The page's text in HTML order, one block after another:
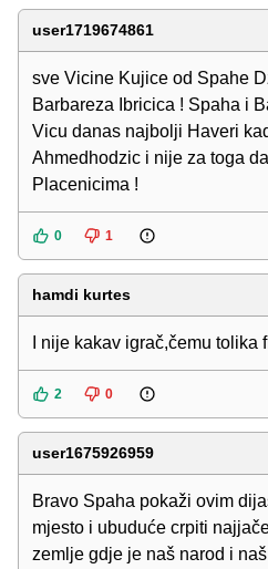
user1719674861
sve Vicine Kujice od Spahe
Barbareza Ibricica ! Spaha i
Vicu danas najbolji Haveri
Ahmedhodzic i nije za toga
Placenicima !
0 1
hamdi kurtes
I nije kakav igrač,čemu tolika
2 0
user1675926959
Bravo Spaha pokaži ovim
mjesto i ubuduće crpiti
zemlje gdje je naš narod i